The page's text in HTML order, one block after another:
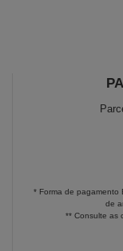
* Forma de pagamento
de
** Consulte as